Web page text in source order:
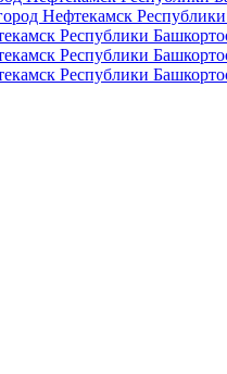
Нефтекамск
Республики
Республики
Республики